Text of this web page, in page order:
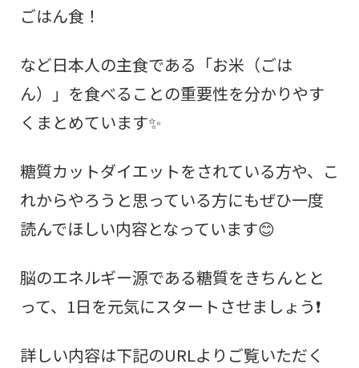
ごはん食！
など日本人の主食である「お米（ごは
ん）」を食べることの重要性を分かりやす
くまとめています✨
糖質カットダイエットをされている方や、こ
れからやろうと思っている方にもぜひ一度
読んでほしい内容となっています😊
脳のエネルギー源である糖質をきちんとと
って、1日を元気にスタートさせましょう❗
詳しい内容は下記のURLよりご覧いただく